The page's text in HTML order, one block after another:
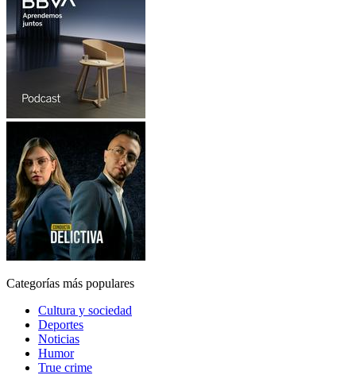
Categorías más populares
Cultura y sociedad
Deportes
Noticias
Humor
True crime